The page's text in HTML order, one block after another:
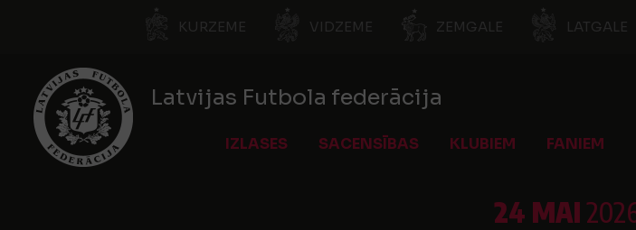
KURZEME VIDZEME ZEMGALE LATGALE
Latvijas Futbola federācija
IZLASES SACENSĪBAS KLUBIEM FANIEM
24 MAI